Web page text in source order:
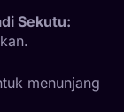
Sekutu:
menunjang